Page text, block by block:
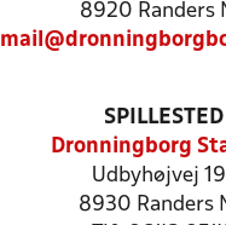
8920 Randers
SPILLESTED
Dronningborg
Udbyhøjvej
8930 Randers